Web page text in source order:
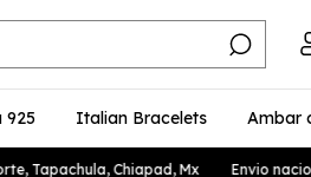
925 Italian Bracelets Ambar
Tapachula, Chiapad, Mx Envio